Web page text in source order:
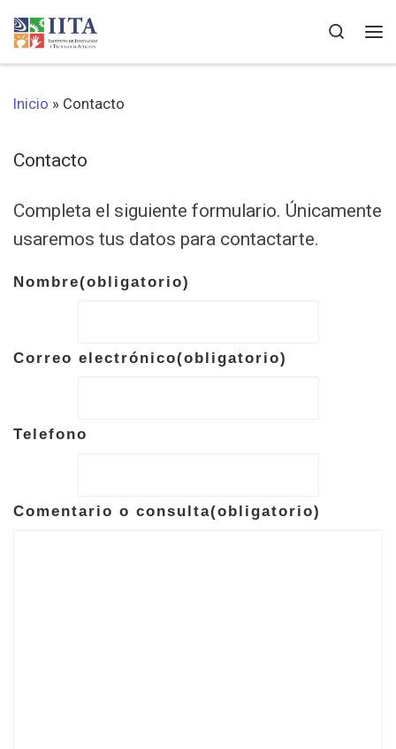
Saltar al contenido
Search
Inicio » Contacto
Contacto
Completa el siguiente formulario. Únicamente
usaremos tus datos para contactarte.
Nombre(obligatorio)
Correo electrónico(obligatorio)
Telefono
Comentario o consulta(obligatorio)